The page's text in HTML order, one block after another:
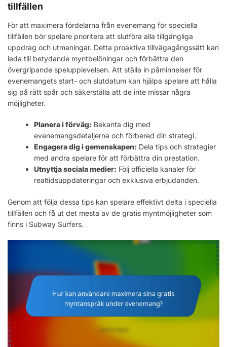
tillfällen
För att maximera fördelarna från evenemang för speciella
tillfällen bör spelare prioritera att slutföra alla tillgängliga
uppdrag och utmaningar. Detta proaktiva tillvägagångssätt kan
leda till betydande myntbelöningar och förbättra den
övergripande spelupplevelsen. Att ställa in påminnelser för
evenemangets start- och slutdatum kan hjälpa spelare att hålla
sig på rätt spår och säkerställa att de inte missar några
möjligheter.
Planera i förväg: Bekanta dig med
evenemangsdetaljerna och förbered din strategi.
Engagera dig i gemenskapen: Dela tips och strategier
med andra spelare för att förbättra din prestation.
Utnyttja sociala medier: Följ officiella kanaler för
realtidsuppdateringar och exklusiva erbjudanden.
Genom att följa dessa tips kan spelare effektivt delta i speciella
tillfällen och få ut det mesta av de gratis myntmöjligheter som
finns i Subway Surfers.